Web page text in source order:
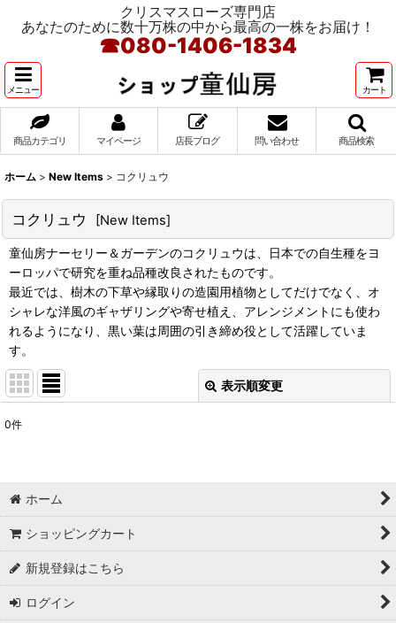
クリスマスローズ専門店
あなたのために数十万株の中から最高の一株をお届け！
☎080-1406-1834
メニュー カート
商品カテゴリ マイページ 店長ブログ 問い合わせ 商品検索
ホーム > New Items > コクリュウ
コクリュウ [New Items]
童仙房ナーセリー＆ガーデンのコクリュウは、日本での自生種をヨ
ーロッパで研究を重ね品種改良されたものです。
最近では、樹木の下草や縁取りの造園用植物としてだけでなく、オ
シャレな洋風のギャザリングや寄せ植え、アレンジメントにも使わ
れるようになり、黒い葉は周囲の引き締め役として活躍していま
す。
表示順変更
並び順:
0件
ホーム
ショッピングカート
新規登録はこちら
ログイン